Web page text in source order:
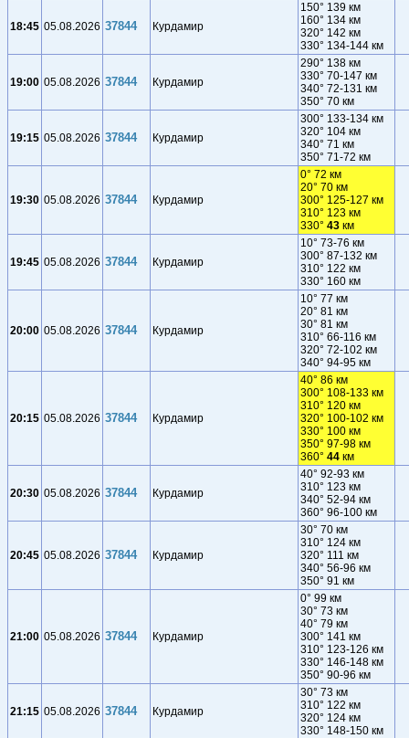
18:45 05.08.2026 37844 Курдамир
150° 139 км
160° 134 км
320° 142 км
330° 134-144 км
19:00 05.08.2026 37844 Курдамир
290° 138 км
330° 70-147 км
340° 72-131 км
350° 70 км
19:15 05.08.2026 37844 Курдамир
300° 133-134 км
320° 104 км
340° 71 км
350° 71-72 км
19:30 05.08.2026 37844 Курдамир
0° 72 км
20° 70 км
300° 125-127 км
310° 123 км
330° 43 км
19:45 05.08.2026 37844 Курдамир
10° 73-76 км
300° 87-132 км
310° 122 км
330° 160 км
20:00 05.08.2026 37844 Курдамир
10° 77 км
20° 81 км
30° 81 км
310° 66-116 км
320° 72-102 км
340° 94-95 км
20:15 05.08.2026 37844 Курдамир
40° 86 км
300° 108-133 км
310° 120 км
320° 100-102 км
330° 100 км
350° 97-98 км
360° 44 км
20:30 05.08.2026 37844 Курдамир
40° 92-93 км
310° 123 км
340° 52-94 км
360° 96-100 км
20:45 05.08.2026 37844 Курдамир
30° 70 км
310° 124 км
320° 111 км
340° 56-96 км
350° 91 км
21:00 05.08.2026 37844 Курдамир
0° 99 км
30° 73 км
40° 79 км
300° 141 км
310° 123-126 км
330° 146-148 км
350° 90-96 км
21:15 05.08.2026 37844 Курдамир
30° 73 км
310° 122 км
320° 124 км
330° 148-150 км